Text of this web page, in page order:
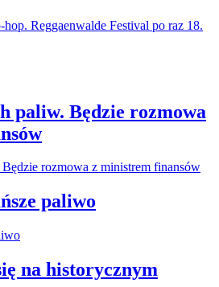
paliw. Będzie rozmowa
paliwo
na historycznym